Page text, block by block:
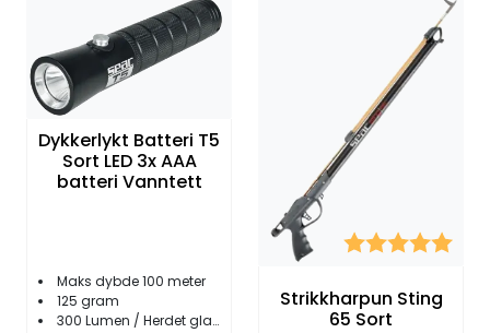
Dykkerlykt Batteri T5
Sort LED 3x AAA
batteri Vanntett
Maks dybde 100 meter
125 gram
300 Lumen / Herdet glass
Karakter:
Strikkharpun Sting
65 Sort